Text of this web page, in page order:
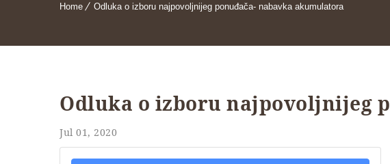
Home Odluka o izboru najpovoljnijeg ponuđača- nabavka akumulatora
Odluka o izboru najpovoljnijeg
Jul 01, 2020